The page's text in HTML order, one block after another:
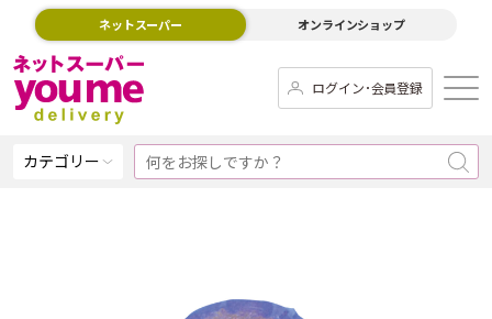
ネットスーパー オンラインショップ
ログイン･会員登録
カテゴリー